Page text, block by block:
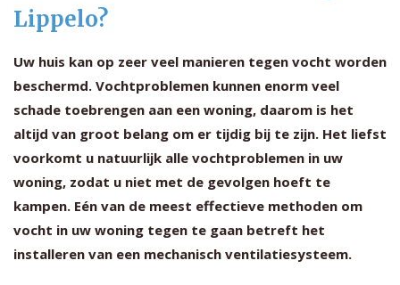
Lippelo?
Uw huis kan op zeer veel manieren tegen vocht worden
beschermd. Vochtproblemen kunnen enorm veel
schade toebrengen aan een woning, daarom is het
altijd van groot belang om er tijdig bij te zijn. Het liefst
voorkomt u natuurlijk alle vochtproblemen in uw
woning, zodat u niet met de gevolgen hoeft te
kampen. Eén van de meest effectieve methoden om
vocht in uw woning tegen te gaan betreft het
installeren van een mechanisch ventilatiesysteem.